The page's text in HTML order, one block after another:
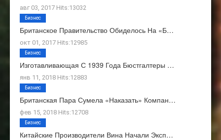
авг 03, 2017 Hits:13032
Британское Правительство Обиделось На «Б…
окт 01, 2017 Hits:12985
Бизнес
Изготавливающая С 1939 Года Бюстгалтеры …
янв 11, 2018 Hits:12883
Бизнес
Британская Пара Сумела «наказать» Компан…
фев 15, 2018 Hits:12708
Бизнес
Китайские Производители Вина Начали Эксп…
Бизнес